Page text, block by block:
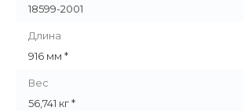
18599-2001
Длина
916 мм *
Вес
56,741 кг *